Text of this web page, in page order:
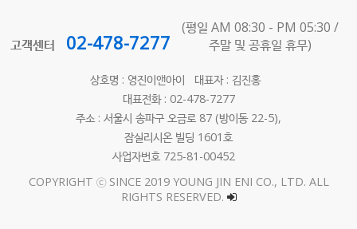
고객센터 02-478-7277
(평일 AM 08:30 - PM 05:30 /
주말 및 공휴일 휴무)
상호명 : 영진이앤아이 대표자 : 김진홍
대표전화 : 02-478-7277
주소 : 서울시 송파구 오금로 87 (방이동 22-5),
잠실리시온 빌딩 1601호
사업자번호 725-81-00452
COPYRIGHT ⓒ SINCE 2019 YOUNG JIN ENI CO., LTD. ALL
RIGHTS RESERVED.